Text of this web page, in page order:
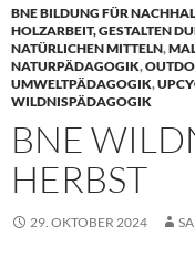
BNE BILDUNG FÜR
HOLZARBEIT, GESTALTEN
NATÜRLICHEN MITTELN,
NATURPÄDAGOGIK,
UMWELTPÄDAGOGIK,
WILDNISPÄDAGOGIK
BNE
HERBST
29. OKTOBER 2024